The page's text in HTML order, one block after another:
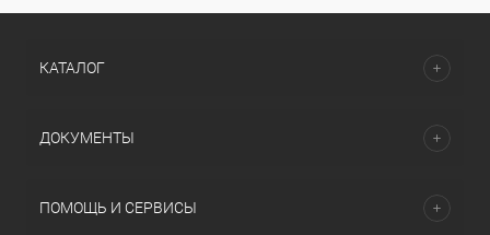
КАТАЛОГ
ДОКУМЕНТЫ
ПОМОЩЬ И СЕРВИСЫ